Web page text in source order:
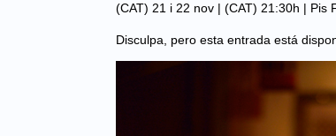
(CAT) 21 i 22 nov | (CAT) 21:30h | Pis
Disculpa, pero esta entrada está